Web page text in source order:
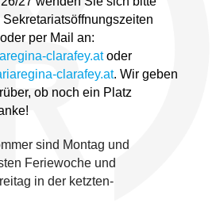
per Mail an:
clarafey.atoder
clarafey.at. Wir geben
ob noch ein Platz
sind Montag und
Feriewoche und
in der ketzten-